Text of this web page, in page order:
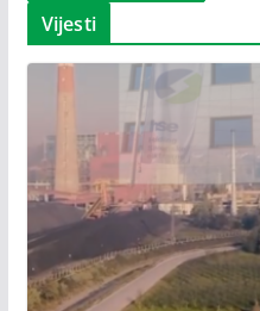
Vijesti